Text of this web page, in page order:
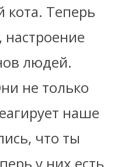
кота. Теперь
людей.
не только
наше
что ты